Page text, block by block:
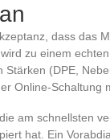
dass das
zu einem
(DPE,
Online-Schaltung
am schnellsten
hat. Ein